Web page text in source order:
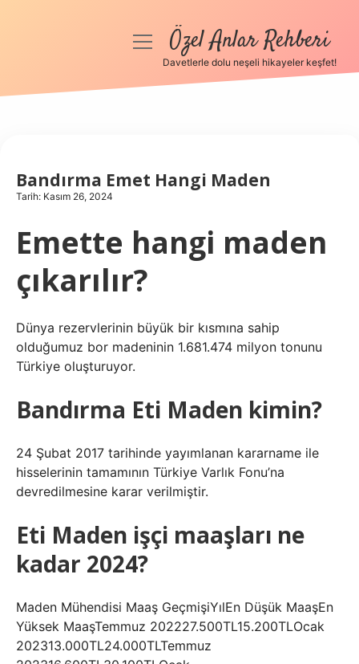
Anasayfa
Hakkımızda
menüyüÖzel Anlar Rehberi
Davetlerle dolu neşeli hikayeler keşfet!
Bandırma Emet Hangi Maden
Tarih: Kasım 26, 2024
Emette hangi maden
çıkarılır?
Dünya rezervlerinin büyük bir kısmına sahip
olduğumuz bor madeninin 1.681.474 milyon tonunu
Türkiye oluşturuyor.
Bandırma Eti Maden kimin?
24 Şubat 2017 tarihinde yayımlanan kararname ile
hisselerinin tamamının Türkiye Varlık Fonu’na
devredilmesine karar verilmiştir.
Eti Maden işçi maaşları ne
kadar 2024?
Maden Mühendisi Maaş GeçmişiYılEn Düşük MaaşEn
Yüksek MaaşTemmuz 202227.500TL15.200TLOcak
202313.000TL24.000TLTemmuz